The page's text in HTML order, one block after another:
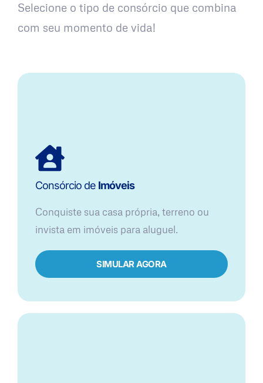
Selecione o tipo de consórcio que combina
com seu momento de vida!
Consórcio de Imóveis
Conquiste sua casa própria, terreno ou
invista em imóveis para aluguel.
SIMULAR AGORA​